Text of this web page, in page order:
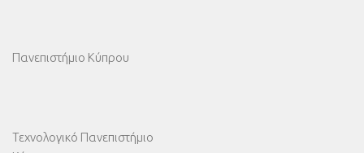
Πανεπιστήμιο Κύπρου
Τεχνολογικό Πανεπιστήμιο